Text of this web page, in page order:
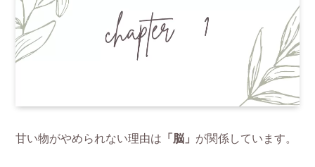
甘い物がやめられない理由は 「脳」 が関係しています。